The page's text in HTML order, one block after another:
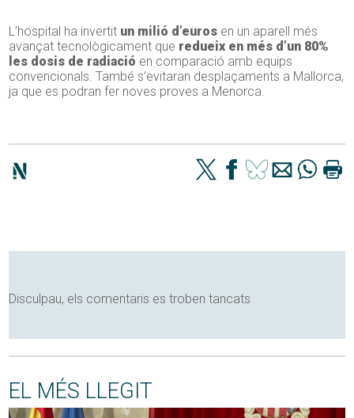
L’hospital ha invertit un milió d’euros en un aparell més
avançat tecnològicament que redueix en més d’un 80%
les dosis de radiació en comparació amb equips
convencionals. També s’evitaran desplaçaments a Mallorca,
ja que es podran fer noves proves a Menorca.
Disculpau, els comentaris es troben tancats
EL MÉS LLEGIT